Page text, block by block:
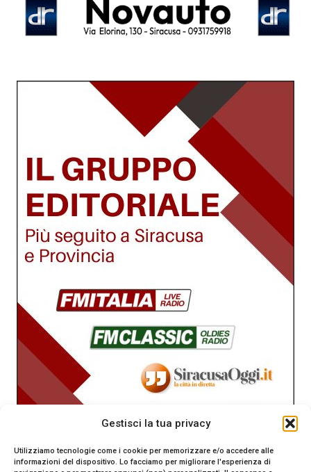
Gestisci la tua privacy
Utilizziamo tecnologie come i cookie per memorizzare e/o accedere alle
informazioni del dispositivo. Lo facciamo per migliorare l'esperienza di